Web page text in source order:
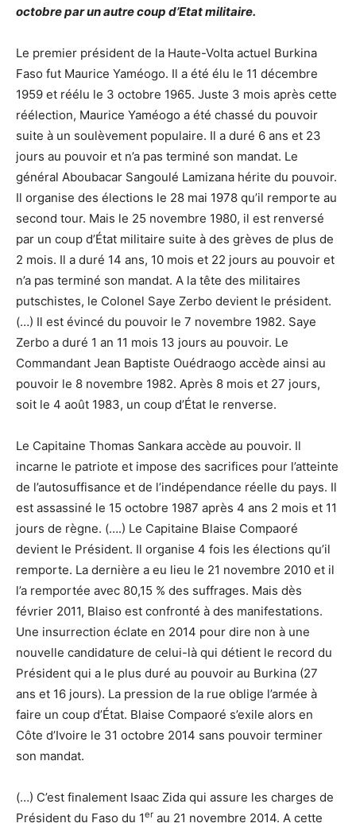
octobre par un autre coup d’Etat militaire.
Le premier président de la Haute-Volta actuel Burkina
Faso fut Maurice Yaméogo. Il a été élu le 11 décembre
1959 et réélu le 3 octobre 1965. Juste 3 mois après cette
réélection, Maurice Yaméogo a été chassé du pouvoir
suite à un soulèvement populaire. Il a duré 6 ans et 23
jours au pouvoir et n’a pas terminé son mandat. Le
général Aboubacar Sangoulé Lamizana hérite du pouvoir.
Il organise des élections le 28 mai 1978 qu’il remporte au
second tour. Mais le 25 novembre 1980, il est renversé
par un coup d’État militaire suite à des grèves de plus de
2 mois. Il a duré 14 ans, 10 mois et 22 jours au pouvoir et
n’a pas terminé son mandat. A la tête des militaires
putschistes, le Colonel Saye Zerbo devient le président.
(…) Il est évincé du pouvoir le 7 novembre 1982. Saye
Zerbo a duré 1 an 11 mois 13 jours au pouvoir. Le
Commandant Jean Baptiste Ouédraogo accède ainsi au
pouvoir le 8 novembre 1982. Après 8 mois et 27 jours,
soit le 4 août 1983, un coup d’État le renverse.
Le Capitaine Thomas Sankara accède au pouvoir. Il
incarne le patriote et impose des sacrifices pour l’atteinte
de l’autosuffisance et de l’indépendance réelle du pays. Il
est assassiné le 15 octobre 1987 après 4 ans 2 mois et 11
jours de règne. (….) Le Capitaine Blaise Compaoré
devient le Président. Il organise 4 fois les élections qu’il
remporte. La dernière a eu lieu le 21 novembre 2010 et il
l’a remportée avec 80,15 % des suffrages. Mais dès
février 2011, Blaiso est confronté à des manifestations.
Une insurrection éclate en 2014 pour dire non à une
nouvelle candidature de celui-là qui détient le record du
Président qui a le plus duré au pouvoir au Burkina (27
ans et 16 jours). La pression de la rue oblige l’armée à
faire un coup d’État. Blaise Compaoré s’exile alors en
Côte d’Ivoire le 31 octobre 2014 sans pouvoir terminer
son mandat.
(…) C’est finalement Isaac Zida qui assure les charges de
Président du Faso du 1er au 21 novembre 2014. A cette